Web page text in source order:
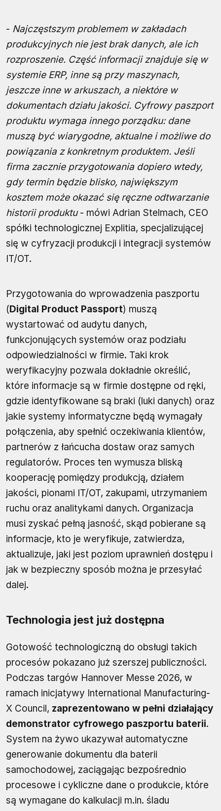
- Najczęstszym problemem w zakładach
produkcyjnych nie jest brak danych, ale ich
rozproszenie. Część informacji znajduje się w
systemie ERP, inne są przy maszynach,
jeszcze inne w arkuszach, a niektóre w
dokumentach działu jakości. Cyfrowy paszport
produktu wymaga innego porządku: dane
muszą być wiarygodne, aktualne i możliwe do
powiązania z konkretnym produktem. Jeśli
firma zacznie przygotowania dopiero wtedy,
gdy termin będzie blisko, największym
kosztem może okazać się ręczne odtwarzanie
historii produktu- mówi Adrian Stelmach, CEO
spółki technologicznej Explitia, specjalizującej
się w cyfryzacji produkcji i integracji systemów
IT/OT.
Przygotowania do wprowadzenia paszportu
(Digital Product Passport) muszą
wystartować od audytu danych,
funkcjonujących systemów oraz podziału
odpowiedzialności w firmie. Taki krok
weryfikacyjny pozwala dokładnie określić,
które informacje są w firmie dostępne od ręki,
gdzie identyfikowane są braki (luki danych) oraz
jakie systemy informatyczne będą wymagały
połączenia, aby spełnić oczekiwania klientów,
partnerów z łańcucha dostaw oraz samych
regulatorów. Proces ten wymusza bliską
kooperację pomiędzy produkcją, działem
jakości, pionami IT/OT, zakupami, utrzymaniem
ruchu oraz analitykami danych. Organizacja
musi zyskać pełną jasność, skąd pobierane są
informacje, kto je weryfikuje, zatwierdza,
aktualizuje, jaki jest poziom uprawnień dostępu i
jak w bezpieczny sposób można je przesyłać
dalej.
Technologia jest już dostępna
Gotowość technologiczną do obsługi takich
procesów pokazano już szerszej publiczności.
Podczas targów Hannover Messe 2026, w
ramach inicjatywy International Manufacturing-
X Council, zaprezentowano w pełni działający
demonstrator cyfrowego paszportu baterii.
System na żywo ukazywał automatyczne
generowanie dokumentu dla baterii
samochodowej, zaciągając bezpośrednio
procesowe i cykliczne dane o produkcie, które
są wymagane do kalkulacji m.in. śladu